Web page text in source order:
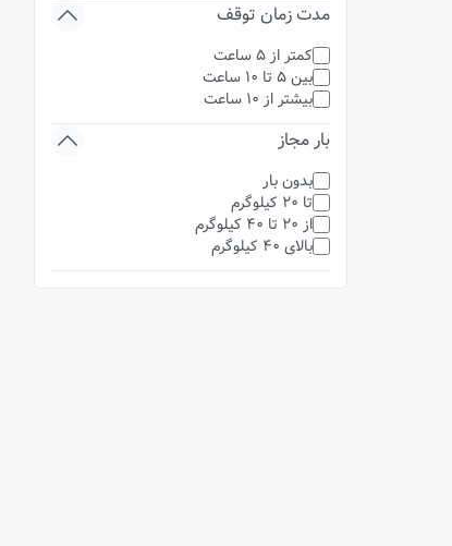
مدت زمان توقف
کمتر از 5 ساعت
بین 5 تا 10 ساعت
بیشتر از 10 ساعت
بار مجاز
بدون بار
تا 20 کیلوگرم
از 20 تا 40 کیلوگرم
بالای 40 کیلوگرم